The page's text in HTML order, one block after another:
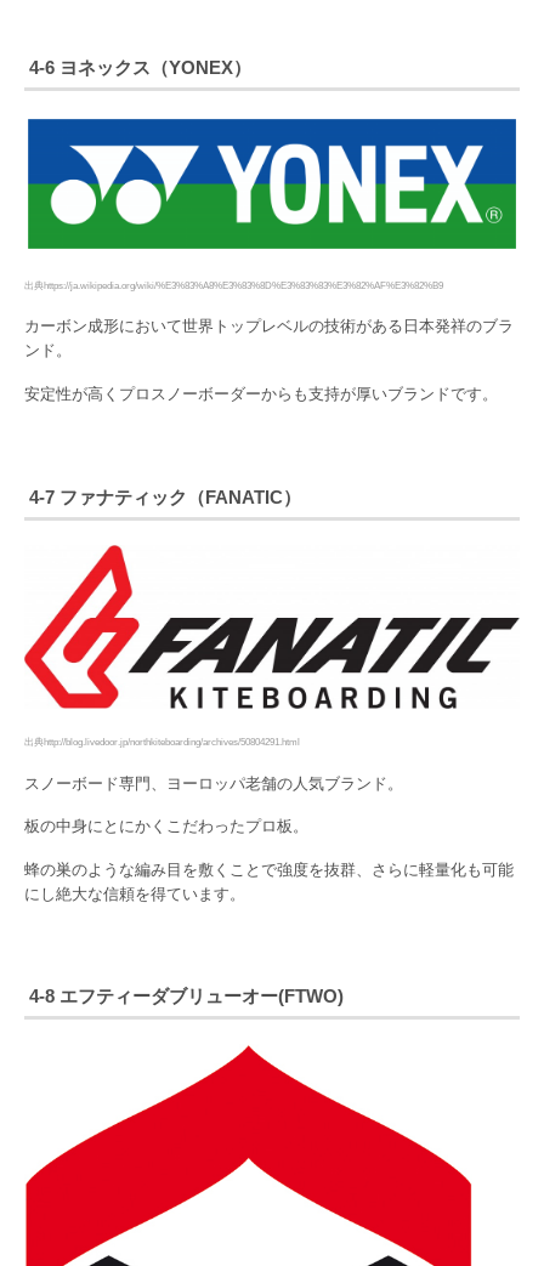
4-6 ヨネックス（YONEX）
出典https://ja.wikipedia.org/wiki/%E3%83%A8%E3%83%8D%E3%83%83%E3%82%AF%E3%82%B9
カーボン成形において世界トップレベルの技術がある日本発祥のブラ
ンド。
安定性が高くプロスノーボーダーからも支持が厚いブランドです。
4-7 ファナティック（FANATIC）
出典http://blog.livedoor.jp/northkiteboarding/archives/50804291.html
スノーボード専門、ヨーロッパ老舗の人気ブランド。
板の中身にとにかくこだわったプロ板。
蜂の巣のような編み目を敷くことで強度を抜群、さらに軽量化も可能
にし絶大な信頼を得ています。
4-8 エフティーダブリューオー(FTWO)